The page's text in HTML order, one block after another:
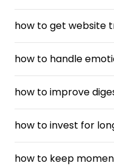
how to get website
how to handle
how to improve
how to invest for
how to keep